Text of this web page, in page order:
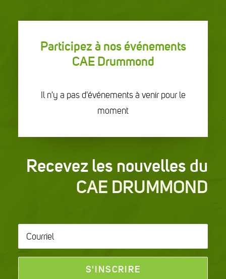
Participez à nos événements
CAE Drummond
Il n'y a pas d'événements à venir pour le
moment
Recevez les nouvelles du
CAE DRUMMOND